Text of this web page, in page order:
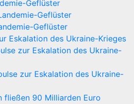
Geflüster
Geflüster
Geflüster
Eskalation des Ukraine-Krieges
zur Eskalation des Ukraine-
zur Eskalation des Ukraine-
fließen 90 Milliarden Euro